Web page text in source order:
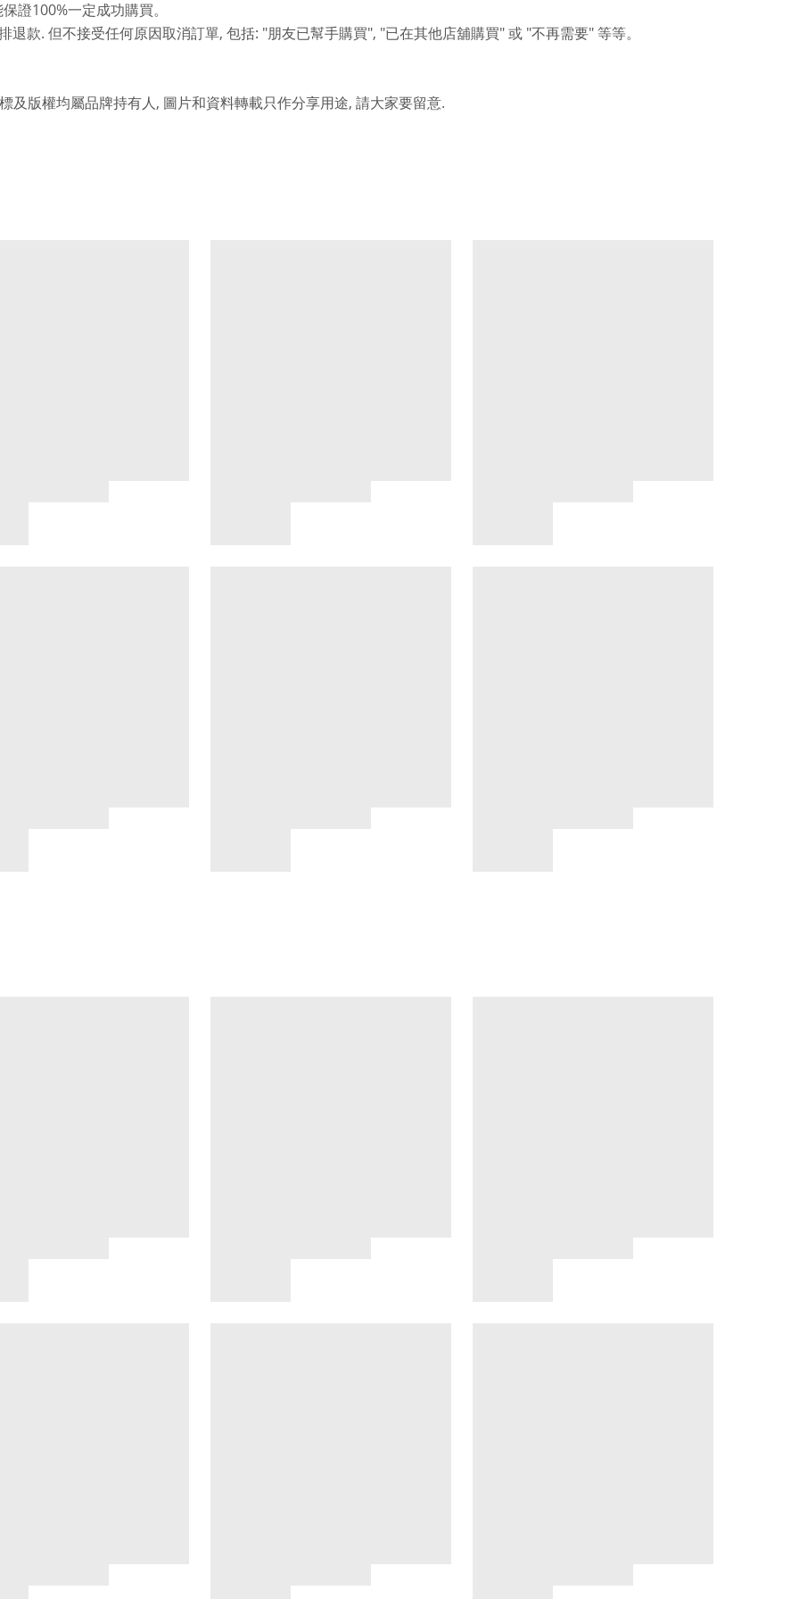
保證100%一定成功購買。
退款. 但不接受任何原因取消訂單, 包括: "朋友已幫手購買", "已在其他店舖購買" 或 "不再需要" 等等。
及版權均屬品牌持有人 , 圖片和資料轉載只作分享用途, 請大家要留意.